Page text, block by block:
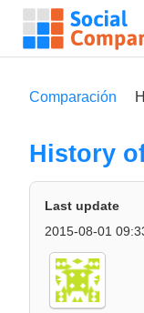
Comparación
History
Last update
2015-08-01